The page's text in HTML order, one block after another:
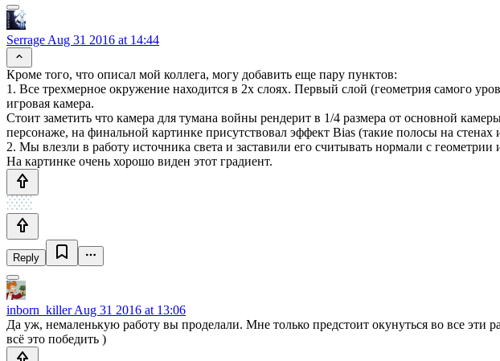
Serrage Aug 31 2016 at 14:44
Кроме того, что описал мой коллега, могу добавить еще пару пунктов:
1. Все трехмерное окружение находится в 2х слоях. Первый слой (геометрия самого
игровая камера.
Стоит заметить что камера для тумана войны рендерит в 1/4 размера от основной
персонаже, на финальной картинке присутствовал эффект Bias (такие полосы на стенах
2. Мы влезли в работу источника света и заставили его считывать нормали с
На картинке очень хорошо виден этот градиент.
Reply
inborn_killerAug 31 2016 at 13:06
Да уж, немаленькую работу вы проделали. Мне только предстоит окунуться во все эти
всё это победить )